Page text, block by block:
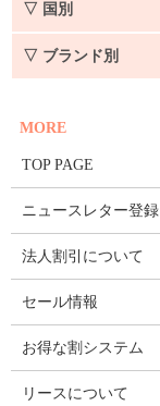
▽ 国別
▽ ブランド別
MORE
TOP PAGE
ニュースレター登録
法人割引について
セール情報
お得な割システム
リースについて